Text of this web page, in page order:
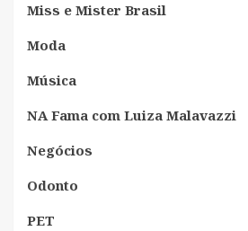
Miss e Mister Brasil
Moda
Música
NA Fama com Luiza Malavazzi
Negócios
Odonto
PET